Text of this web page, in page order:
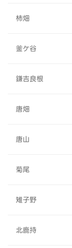
柿畑
釜ケ谷
鎌吉良根
唐畑
唐山
菊尾
雉子野
北鹿持